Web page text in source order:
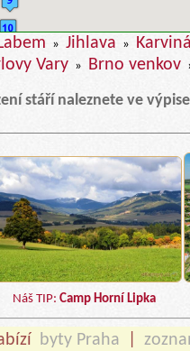
» Jihlava »
Vary » Brno venkov
stáří naleznete ve
Náš TIP: Camp Horní Lipka
byty Praha